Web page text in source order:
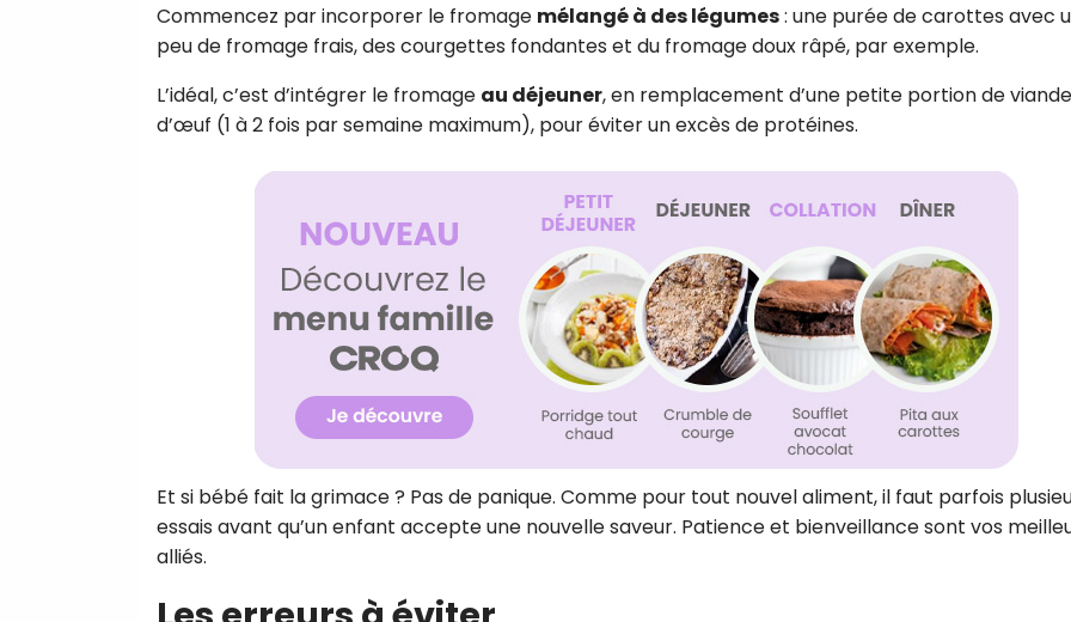
Commencez par incorporer le fromage mélangé à des légumes: une purée de carottes avec
peu de fromage frais, des courgettes fondantes et du fromage doux râpé, par exemple.
L’idéal, c’est d’intégrer le fromage au déjeuner, en remplacement d’une petite portion de
d’œuf (1 à 2 fois par semaine maximum), pour éviter un excès de protéines.
Et si bébé fait la grimace ? Pas de panique. Comme pour tout nouvel aliment, il faut parfois
essais avant qu’un enfant accepte une nouvelle saveur. Patience et bienveillance sont vos
alliés.